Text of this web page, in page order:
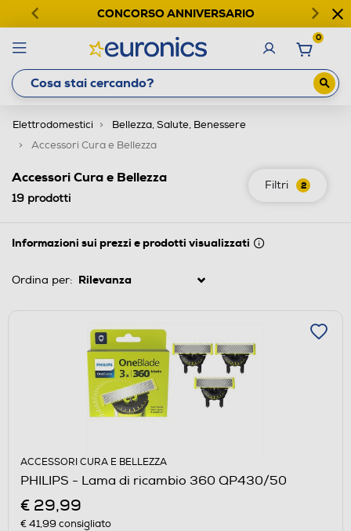
CONCORSO ANNIVERSARIO
0
Elettrodomestici
Bellezza, Salute, Benessere
Accessori Cura e Bellezza
Filtri 2
Accessori Cura e Bellezza
19 prodotti
Informazioni sui prezzi e prodotti visualizzati
Ordina per:
ACCESSORI CURA E BELLEZZA
PHILIPS - Lama di ricambio 360 QP430/50
€ 29,99
€ 41,99 consigliato